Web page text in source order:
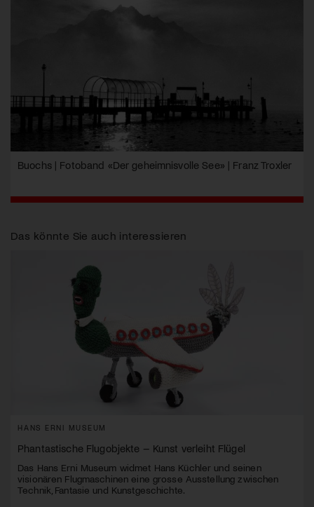
Buochs | Fotoband «Der geheimnisvolle See» | Franz Troxler
Das könnte Sie auch interessieren
HANS ERNI MUSEUM
Phantastische Flugobjekte – Kunst verleiht Flügel
Das Hans Erni Museum widmet Hans Küchler und seinen
visionären Flugmaschinen eine grosse Ausstellung zwischen
Technik, Fantasie und Kunstgeschichte.